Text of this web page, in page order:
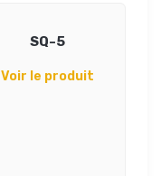
SQ-5
Voir le produit